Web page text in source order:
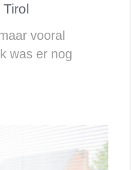
vooral
was er nog